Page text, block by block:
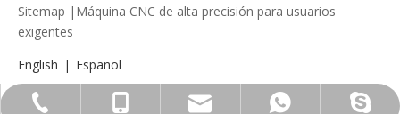
+86-514-87892928
+86-15949082592
info@maxnovocnc.com
+8615949082592
maxnovo.service
Sitemap |Máquina CNC de alta precisión para usuarios
exigentes
English | Español